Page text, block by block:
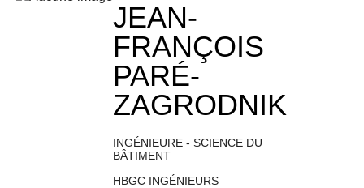
JEAN-
FRANÇOIS
PARÉ-
ZAGRODNIK
INGÉNIEURE - SCIENCE DU
BÂTIMENT
HBGC INGÉNIEURS